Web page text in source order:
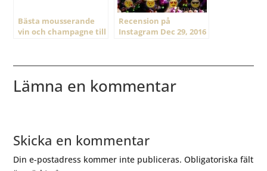
Bästa mousserande
vin och champagne till
Recension på
Instagram Dec 29, 2016
Lämna en kommentar
Skicka en kommentar
Din e-postadress kommer inte publiceras. Obligatoriska fält